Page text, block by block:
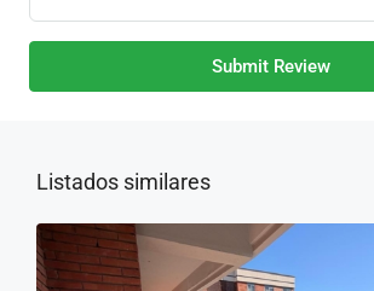
Submit Review
Listados similares